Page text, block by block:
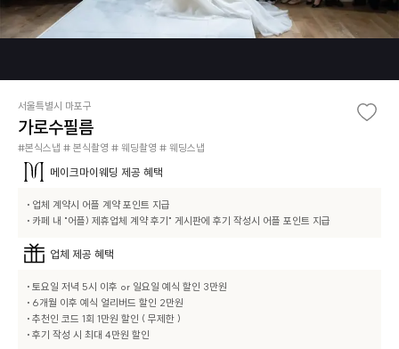
서울특별시 마포구
가로수필름
#본식스냅 # 본식촬영 # 웨딩촬영 # 웨딩스냅
메이크마이웨딩 제공 혜택
• 업체 계약시 어플 계약 포인트 지급
• 카페 내 "어플) 제휴업체 계약 후기" 게시판에 후기 작성시 어플 포인트 지급
업체 제공 혜택
• 토요일 저녁 5시 이후 or 일요일 예식 할인 3만원
• 6개월 이후 예식 얼리버드 할인 2만원
• 추천인 코드 1회 1만원 할인 ( 무제한 )
• 후기 작성 시 최대 4만원 할인